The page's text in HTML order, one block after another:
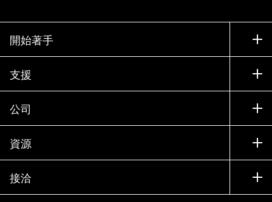
開始著手
如何購買
聯絡銷售人員
尋找合作夥伴
試用產品
執行簡報
產品（依英文字母順序排列）
支援
支援
訓練
說明文件
知識庫
社群
公司
公司
合作夥伴
工作機會
資源
新聞
活動
接洽